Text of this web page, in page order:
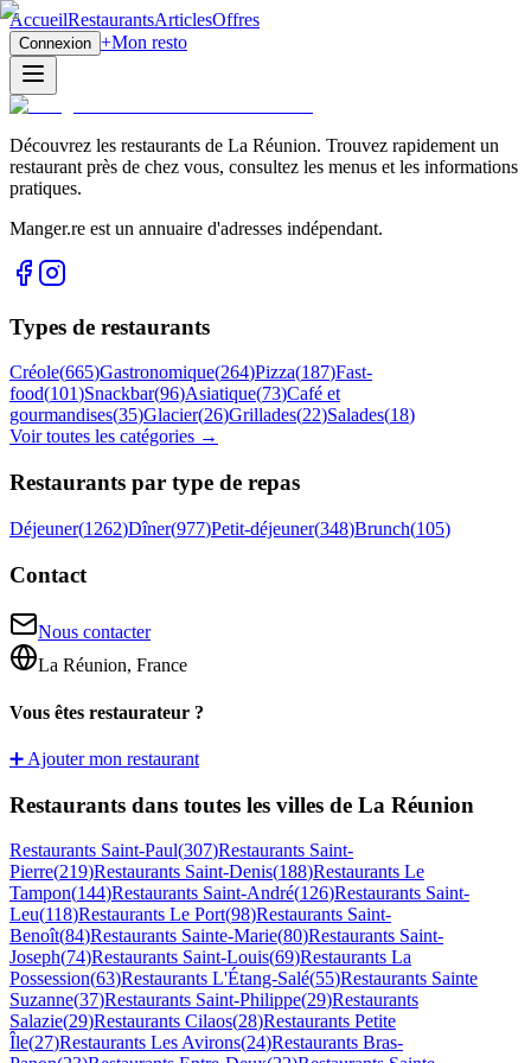
AccueilRestaurantsArticlesOffres
Connexion +Mon resto
Découvrez les restaurants de La Réunion. Trouvez rapidement un
restaurant près de chez vous, consultez les menus et les informations
pratiques.
Manger.re est un annuaire d'adresses indépendant.
Types de restaurants
Créole(665)Gastronomique(264)Pizza(187)Fast-
food(101)Snackbar(96)Asiatique(73)Café et
gourmandises(35)Glacier(26)Grillades(22)Salades(18)
Voir toutes les catégories →
Restaurants par type de repas
Déjeuner(1262)Dîner(977)Petit-déjeuner(348)Brunch(105)
Contact
Nous contacter
La Réunion, France
Vous êtes restaurateur ?
➕ Ajouter mon restaurant
Restaurants dans toutes les villes de La Réunion
Restaurants Saint-Paul(307)Restaurants Saint-
Pierre(219)Restaurants Saint-Denis(188)Restaurants Le
Tampon(144)Restaurants Saint-André(126)Restaurants Saint-
Leu(118)Restaurants Le Port(98)Restaurants Saint-
Benoît(84)Restaurants Sainte-Marie(80)Restaurants Saint-
Joseph(74)Restaurants Saint-Louis(69)Restaurants La
Possession(63)Restaurants L'Étang-Salé(55)Restaurants Sainte
Suzanne(37)Restaurants Saint-Philippe(29)Restaurants
Salazie(29)Restaurants Cilaos(28)Restaurants Petite
Île(27)Restaurants Les Avirons(24)Restaurants Bras-